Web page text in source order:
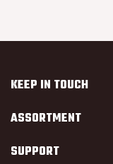
KEEP IN TOUCH
ASSORTMENT
SUPPORT